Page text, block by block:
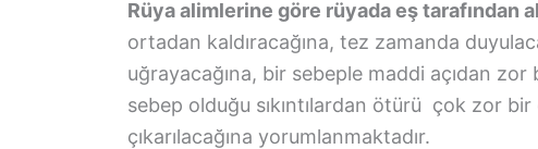
Rüya alimlerine göre rüyada eş tarafından
ortadan kaldıracağına, tez zamanda
uğrayacağına, bir sebeple maddi açıdan
sebep olduğu sıkıntılardan ötürü çok zor
çıkarılacağına yorumlanmaktadır.